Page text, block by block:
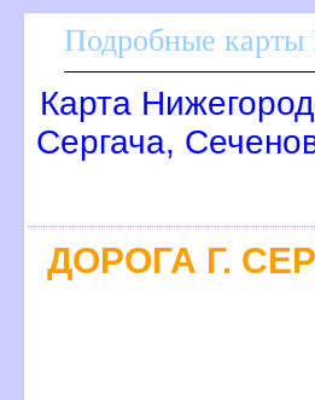
Подробные карты
Карта
Сергача,
ДОРОГА Г.